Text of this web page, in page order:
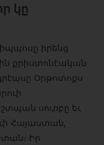
կը
իրենց
քրիստոնէական
Օրթոտոքս
սուրբը եւ
Հայաստան,
Իր